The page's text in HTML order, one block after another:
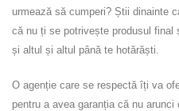
urmează să cumperi? Știi dinainte
că nu ți se potrivește produsul
și altul și altul până te hotărăști.
O agenție care se respectă îți va
pentru a avea garanția că nu arunci